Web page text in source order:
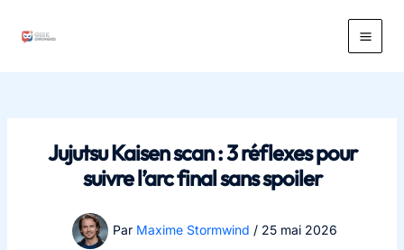
Main
Jujutsu Kaisen scan : 3 réflexes pour
suivre l’arc final sans spoiler
Par Maxime Stormwind / 25 mai 2026